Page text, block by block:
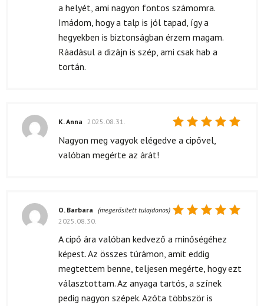
a helyét, ami nagyon fontos számomra.
Imádom, hogy a talp is jól tapad, így a
hegyekben is biztonságban érzem magam.
Ráadásul a dizájn is szép, ami csak hab a
tortán.
Értékelés:
/ 5
K. Anna 2025.08.31.
Nagyon meg vagyok elégedve a cipővel,
valóban megérte az árát!
5/ 5
O. Barbara (megerősített tulajdonos)
2025.08.30.
A cipő ára valóban kedvező a minőségéhez
képest. Az összes túrámon, amit eddig
megtettem benne, teljesen megérte, hogy ezt
választottam. Az anyaga tartós, a színek
pedig nagyon szépek. Azóta többször is